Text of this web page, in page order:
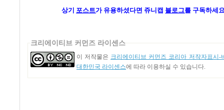
상기 포스트가 유용하셨다면 쥬니캡 블로그를 구독하세
크리에이티브 커먼즈 라이센스
이 저작물은 크리에이티브 커먼즈 코리아 저작자표시-
대한민국 라이센스에 따라 이용하실 수 있습니다.